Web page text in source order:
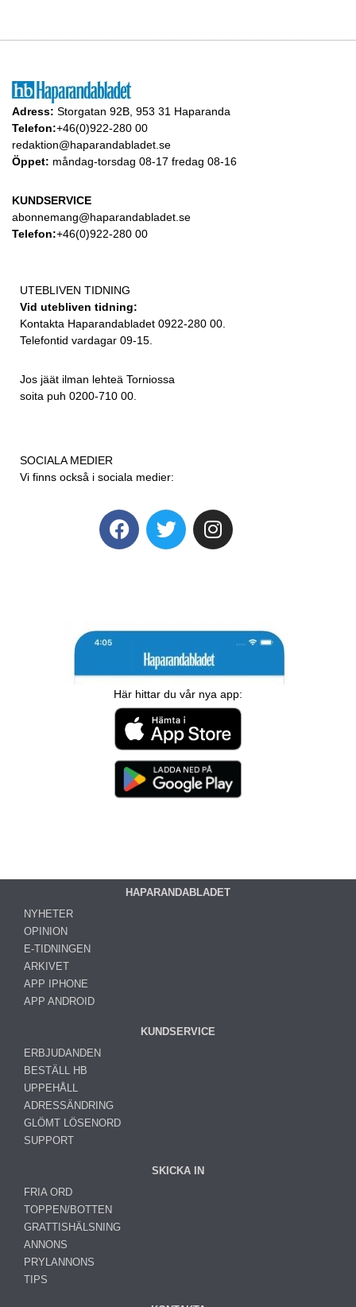
Adress: Storgatan 92B, 953 31 Haparanda
Telefon:+46(0)922-280 00
redaktion@haparandabladet.se
Öppet: måndag-torsdag 08-17 fredag 08-16
KUNDSERVICE
abonnemang@haparandabladet.se
Telefon:+46(0)922-280 00
UTEBLIVEN TIDNING
Vid utebliven tidning:
Kontakta Haparandabladet 0922-280 00.
Telefontid vardagar 09-15.
Jos jäät ilman lehteä Torniossa
soita puh 0200-710 00.
SOCIALA MEDIER
Vi finns också i sociala medier:
Här hittar du vår nya app:
HAPARANDABLADET
NYHETER
OPINION
E-TIDNINGEN
ARKIVET
APP IPHONE
APP ANDROID
KUNDSERVICE
ERBJUDANDEN
BESTÄLL HB
UPPEHÅLL
ADRESSÄNDRING
GLÖMT LÖSENORD
SUPPORT
SKICKA IN
FRIA ORD
TOPPEN/BOTTEN
GRATTISHÄLSNING
ANNONS
PRYLANNONS
TIPS